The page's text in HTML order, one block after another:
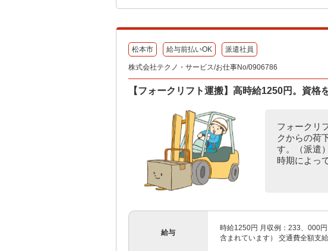
松本市 給与前払いOK 派遣社員
株式会社テクノ・サービス/お仕事No/0906786
【フォークリフト運搬】高時給1250円。資
フォークリ
クからの荷
す。（派遣
時期によっ
給与
時給1250円 月収例：233、000
含まれています） 交通費全額支給